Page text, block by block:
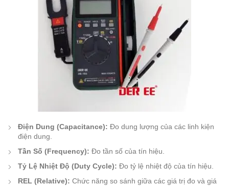
Điện Dung (Capacitance): Đo dung lượng của các linh kiện
điện dung.
Tần Số (Frequency): Đo tần số của tín hiệu.
Tỷ Lệ Nhiệt Độ (Duty Cycle): Đo tỷ lệ nhiệt độ của tín hiệu.
REL (Relative): Chức năng so sánh giữa các giá trị đo và giá